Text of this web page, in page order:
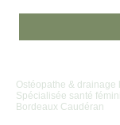
Ostéopathe & drainage
Spécialisée santé
Bordeaux Caudéran